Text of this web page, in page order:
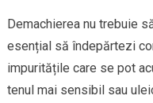
Demachierea nu trebuie
esențial să îndepărtezi
impuritățile care se pot
tenul mai sensibil sau